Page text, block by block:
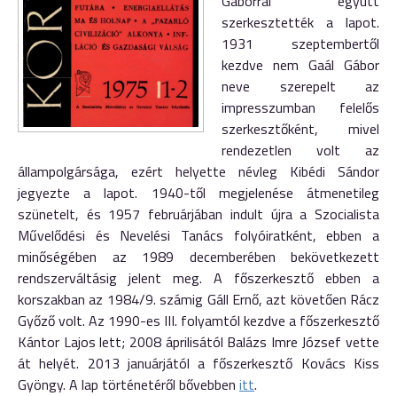
szerkesztették a lapot.
1931 szeptembertől
kezdve nem Gaál Gábor
neve szerepelt az
impresszumban felelős
szerkesztőként, mivel
rendezetlen volt az
állampolgársága, ezért helyette névleg Kibédi Sándor
jegyezte a lapot. 1940-től megjelenése átmenetileg
szünetelt, és 1957 februárjában indult újra a Szocialista
Művelődési és Nevelési Tanács folyóiratként, ebben a
minőségében az 1989 decemberében bekövetkezett
rendszerváltásig jelent meg. A főszerkesztő ebben a
korszakban az 1984/9. számig Gáll Ernő, azt követően Rácz
Győző volt. Az 1990-es III. folyamtól kezdve a főszerkesztő
Kántor Lajos lett; 2008 áprilisától Balázs Imre József vette
át helyét. 2013 januárjától a főszerkesztő Kovács Kiss
Gyöngy. A lap történetéről bővebben itt.